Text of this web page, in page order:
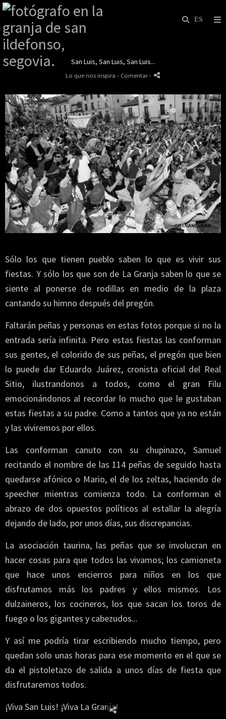
San Luis, San Luis, San Luis...
Lo que nos inspira - Comentar-
Sólo los que tienen pueblo saben lo que es vivir sus
fiestas. Y sólo los que son de La Granja saben lo que se
siente al ponerse de rodillas en medio de la plaza
cantando su himno después del pregón.
Faltarán peñas y personas en estas fotos porque si no la
entrada sería infinita. Pero estas fiestas las conforman
sus gentes, el colorido de sus peñas, el pregón que bien
lo puede dar Eduardo Juárez, cronista oficial del Real
Sitio, ilustrandonos a todos, como el gran Filu
emocionándonos al recordar lo mucho que le gustaban
estas fiestas a su padre. Como a tantos que ya no están
y las viviremos por ellos.
Las conforman canuto con su chupinazo, Samuel
recitando el nombre de las 114 peñas de seguido hasta
quedarse afónico o Mario, el de los zeltas, haciendo de
speecher mientras comienza todo. La conforman el
abrazo de dos opuestos políticos al estallar la alegría
dejando de lado, por unos días, sus discrepancias.
La asociación taurina, las peñas que se involucran en
hacer cosas para que todos las vivamos; los camioneta
que hace unos encierros para niños en los que
disfrutamos más los padres y ellos mismos. Los
dulzaineros, los cocineros, los que sacan los toros de
fuego o los gigantes y cabezudos...
Y así me podría tirar escribiendo mucho tiempo, pero
quedan solo unas horas para ese momento en el que se
da el pistoletazo de salida a unos días de fiesta que
disfrutaremos todos.
¡Viva San Luis! ¡Viva La Granja!